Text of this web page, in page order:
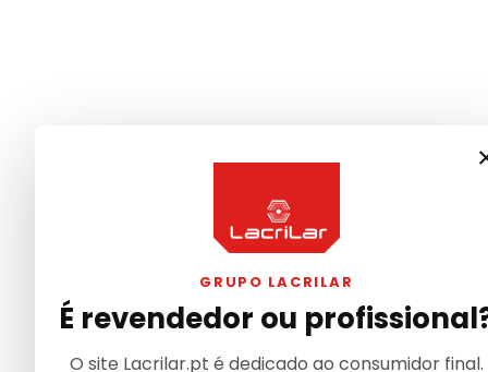
GRUPO LACRILAR
É revendedor ou
O site Lacrilar.pt é dedicado ao consumidor final.